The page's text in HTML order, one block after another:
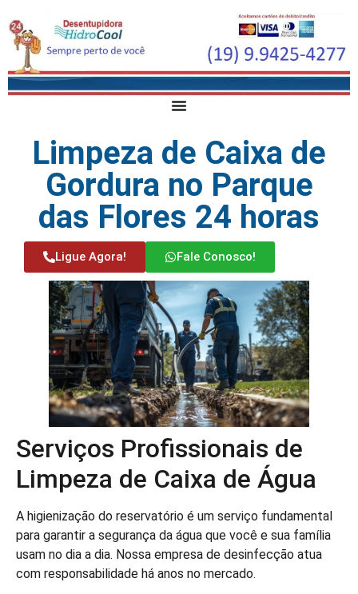
Limpeza de Caixa de
Gordura no Parque
das Flores 24 horas
Ligue Agora! Fale Conosco!
Serviços Profissionais de
Limpeza de Caixa de Água
A higienização do reservatório é um serviço fundamental
para garantir a segurança da água que você e sua família
usam no dia a dia. Nossa empresa de desinfecção atua
com responsabilidade há anos no mercado.